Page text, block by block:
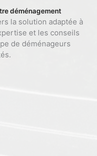
déménagement
la solution adaptée à
et les conseils
de déménageurs